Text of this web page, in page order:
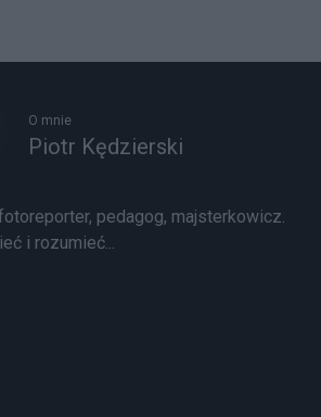
O mnie
Piotr Kędzierski
pedagog, majsterkowicz.
i rozumieć...